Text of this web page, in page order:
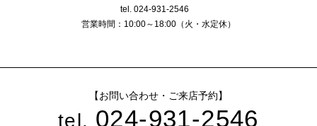
tel. 024-931-2546
営業時間：10:00～18:00（火・水定休）
【お問い合わせ・ご来店予約】
tel. 024-931-2546